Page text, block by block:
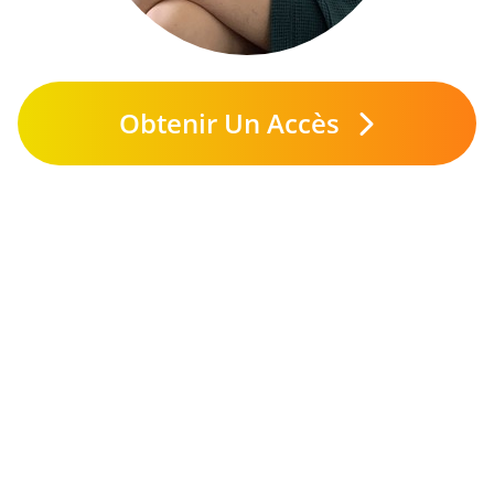
Obtenir Un Accès